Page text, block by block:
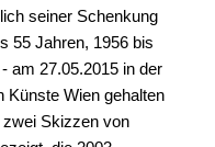
seiner Schenkung
55 Jahren, 1956 bis
am 27.05.2015 in der
Künste Wien gehalten
Skizzen von